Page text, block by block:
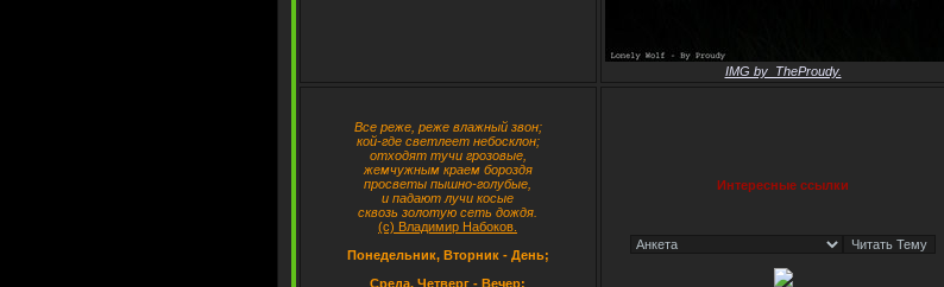
IMG by_TheProudy.
‡East Cordon - New lives
Все реже, реже влажный звон;
кой-где светлеет небосклон;
отходят тучи грозовые,
жемчужным краем бороздя
просветы пышно-голубые,
и падают лучи косые
сквозь золотую сеть дождя.
(с) Владимир Набоков.
Понедельник, Вторник - День;
Среда, Четверг - Вечер;
Интересные ссылки